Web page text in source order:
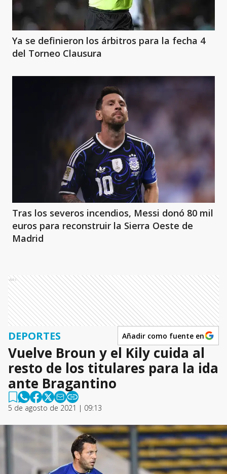
Ya se definieron los árbitros para la fecha 4
del Torneo Clausura
Tras los severos incendios, Messi donó 80 mil
euros para reconstruir la Sierra Oeste de
Madrid
Ads
DEPORTES Añadir como fuente en
Vuelve Broun y el Kily cuida al
resto de los titulares para la ida
ante Bragantino
5 de agosto de 2021 | 09:13